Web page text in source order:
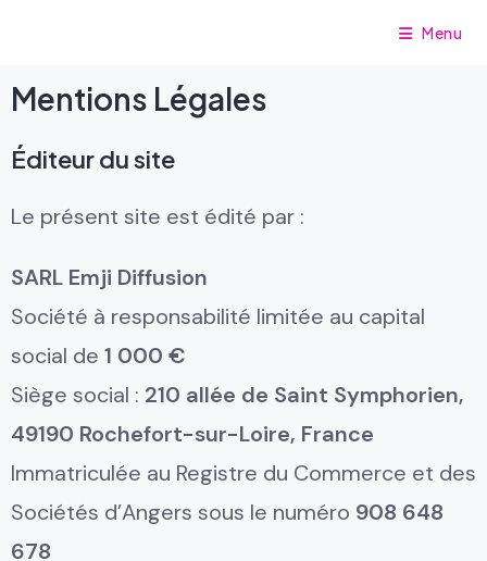
Menu
Mentions Légales
Éditeur du site
Le présent site est édité par :
SARL Emji Diffusion
Société à responsabilité limitée au capital
social de 1 000 €
Siège social : 210 allée de Saint Symphorien,
49190 Rochefort-sur-Loire, France
Immatriculée au Registre du Commerce et des
Sociétés d’Angers sous le numéro 908 648
678